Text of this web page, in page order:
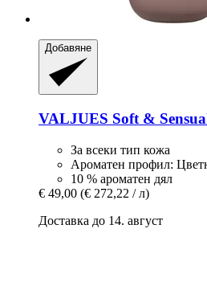
Добавяне
VALJUES Soft &
За всеки тип кожа
Ароматен профил:
10 % ароматен дял
€ 49,00 (€ 272,22 / л)
Доставка до 14. август